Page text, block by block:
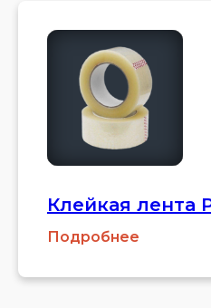
Клейкая лента
Подробнее